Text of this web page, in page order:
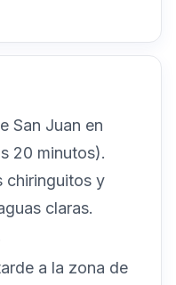
San Juan en
20 minutos).
chiringuitos y
claras.
a la zona de